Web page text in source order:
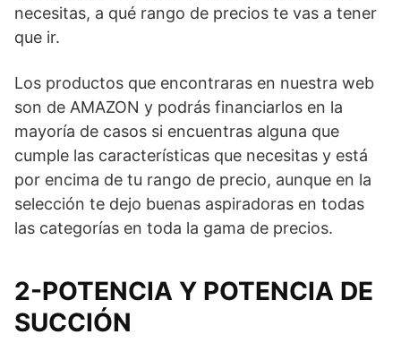
necesitas, a qué rango de precios te vas a tener
que ir.
Los productos que encontraras en nuestra web
son de AMAZON y podrás financiarlos en la
mayoría de casos si encuentras alguna que
cumple las características que necesitas y está
por encima de tu rango de precio, aunque en la
selección te dejo buenas aspiradoras en todas
las categorías en toda la gama de precios.
2-POTENCIA Y POTENCIA DE
SUCCIÓN